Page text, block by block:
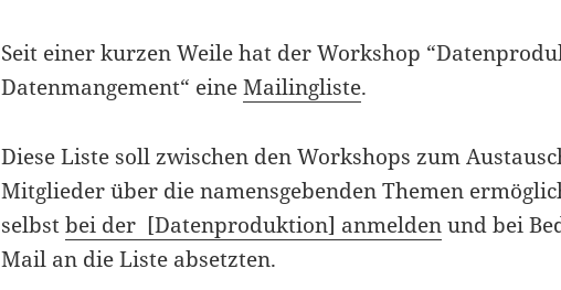
Seit einer kurzen Weile hat der Workshop
Datenmangement“ eineMailingliste.
Diese Liste soll zwischen den Workshops zum
Mitglieder über die namensgebenden Themen
selbstbei der [Datenproduktion] anmeldenund bei
Mail an die Liste absetzten.